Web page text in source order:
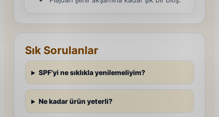
Sık Sorulanlar
SPF’yi ne sıklıkla yenilemeliyim?
Ne kadar ürün yeterli?